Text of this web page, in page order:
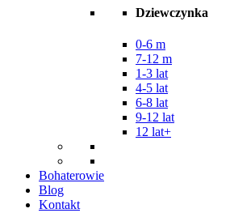
Dziewczynka
0-6 m
7-12 m
1-3 lat
4-5 lat
6-8 lat
9-12 lat
12 lat+
Bohaterowie
Blog
Kontakt